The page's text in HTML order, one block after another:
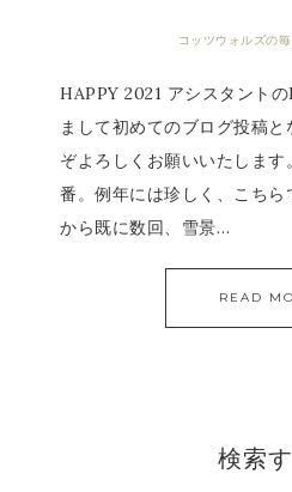
コッツウォルズの
HAPPY 2021 アシスタント
まして初めてのブログ投稿
ぞよろしくお願いいたしま
番。例年には珍しく、こち
から既に数回、雪景…
READ
検索